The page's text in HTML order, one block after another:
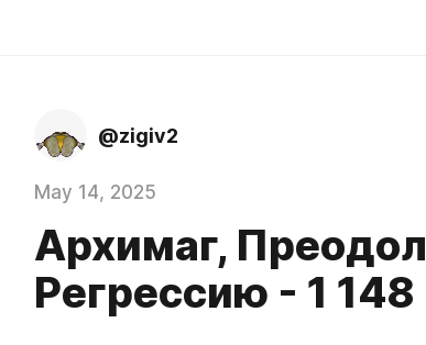
@zigiv2
May 14, 2025
Архимаг,
Регрессию - 1 148